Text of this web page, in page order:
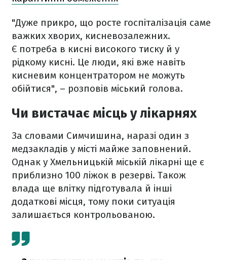
"Дуже прикро, що росте госпіталізація саме
важких хворих, кисневозалежних.
Є потреба в кисні високого тиску й у
рідкому кисні. Це люди, які вже навіть
кисневим концентратором не можуть
обійтися", – розповів міський голова.
Чи вистачає місць у лікарнях
За словами Симчишина, наразі один з
медзакладів у місті майже заповнений.
Однак у Хмельницькій міській лікарні ще є
приблизно 100 ліжок в резерві. Також
влада ще влітку підготувала й інші
додаткові місця, тому поки ситуація
залишається контрольованою.